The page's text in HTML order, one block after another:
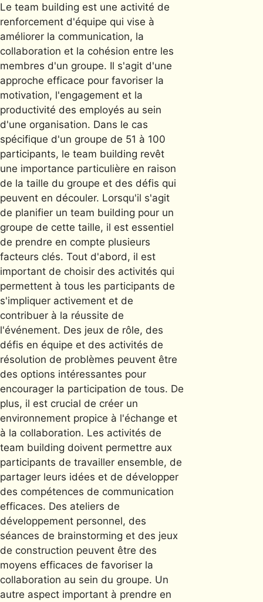
Le team building est une activité de
renforcement d'équipe qui vise à
améliorer la communication, la
collaboration et la cohésion entre les
membres d'un groupe. Il s'agit d'une
approche efficace pour favoriser la
motivation, l'engagement et la
productivité des employés au sein
d'une organisation. Dans le cas
spécifique d'un groupe de 51 à 100
participants, le team building revêt
une importance particulière en raison
de la taille du groupe et des défis qui
peuvent en découler. Lorsqu'il s'agit
de planifier un team building pour un
groupe de cette taille, il est essentiel
de prendre en compte plusieurs
facteurs clés. Tout d'abord, il est
important de choisir des activités qui
permettent à tous les participants de
s'impliquer activement et de
contribuer à la réussite de
l'événement. Des jeux de rôle, des
défis en équipe et des activités de
résolution de problèmes peuvent être
des options intéressantes pour
encourager la participation de tous. De
plus, il est crucial de créer un
environnement propice à l'échange et
à la collaboration. Les activités de
team building doivent permettre aux
participants de travailler ensemble, de
partager leurs idées et de développer
des compétences de communication
efficaces. Des ateliers de
développement personnel, des
séances de brainstorming et des jeux
de construction peuvent être des
moyens efficaces de favoriser la
collaboration au sein du groupe. Un
autre aspect important à prendre en